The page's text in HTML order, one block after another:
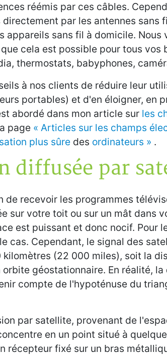
réémis par ces câbles.
par les antennes sans
appareils sans fil à domicile.
cela est possible pour tous
thermostats, babyphones,
à nos clients de réduire leur
portables) et d'en éloigner, en
abordé dans mon article sur les
page « Articles sur les champs
plus sûre des ordinateurs » .
diffusée par
de recevoir les programmes
sur votre toit ou sur un mât dans
est puissant et donc nocif. Pour
cas. Cependant, le signal des
(22 000 miles), soit la
géostationnaire. En réalité,
compte de l'hypoténuse du
par satellite, provenant de
en un point situé à
récepteur fixé sur un bras